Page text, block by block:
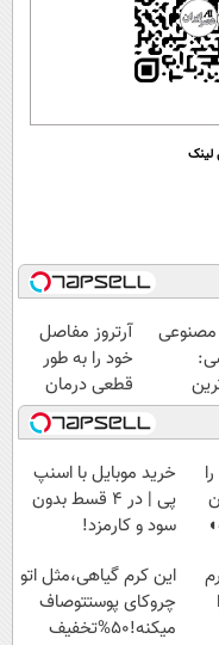
لینک
مصنوعی
|
قسطی
آرتروز مفاصل
خود را به طور
قطعی درمان
کنید!
◗پرسش‌نامه◖
خرید موبایل با اسنپ
پی | در ۴ قسط بدون
سود و کارمزد!
این کرم گیاهی،مثل اتو
چروکای پوستتوصاف
میکنه!50%تخفیف